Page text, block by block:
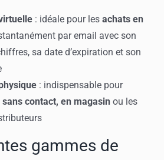
: idéale pour les achats en
par email avec son
sa date d’expiration et son
: indispensable pour
contact, en magasin ou les
gammes de